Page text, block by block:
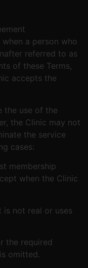
a person who
referred to as
of these Terms,
accepts the
the use of the
the Clinic may not
the service
cases:
membership
when the Clinic
is not real or uses
the required
omitted.